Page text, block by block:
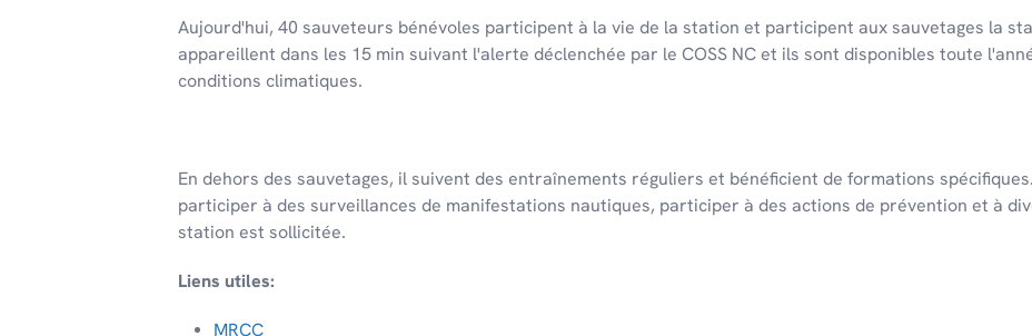
Aujourd'hui, 40 sauveteurs bénévoles participent à la vie de la station et participent aux sauvetages la
appareillent dans les 15 min suivant l'alerte déclenchée par le COSS NC et ils sont disponibles toute
conditions climatiques.
En dehors des sauvetages, il suivent des entraînements réguliers et bénéficient de formations
participer à des surveillances de manifestations nautiques, participer à des actions de prévention et à
station est sollicitée.
Liens utiles:
MRCC